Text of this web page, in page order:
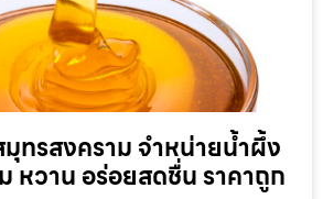
ทรสงคราม จำหน่ายน้ำผึ้ง
หวาน อร่อยสดชื่น ราคาถูก